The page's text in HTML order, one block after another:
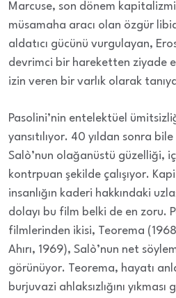
Marcuse, son dönem
müsamaha aracı olan özgür
aldatıcı gücünü vurgulayan,
devrimci bir hareketten ziyade
izin veren bir varlık olarak
Pasolini’nin entelektüel
yansıtılıyor. 40 yıldan sonra
Salò’nun olağanüstü güzelliği,
kontrpuan şekilde çalışıyor.
insanlığın kaderi hakkındaki
dolayı bu film belki de en zoru.
filmlerinden ikisi, Teorema
Ahırı, 1969), Salò’nun net
görünüyor. Teorema, hayatı
burjuvazi ahlaksızlığını